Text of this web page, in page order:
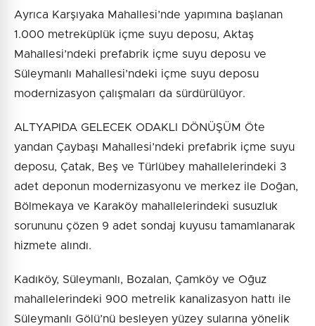
Ayrıca Karşıyaka Mahallesi’nde yapımına başlanan
1.000 metreküplük içme suyu deposu, Aktaş
Mahallesi’ndeki prefabrik içme suyu deposu ve
Süleymanlı Mahallesi’ndeki içme suyu deposu
modernizasyon çalışmaları da sürdürülüyor.
ALTYAPIDA GELECEK ODAKLI DÖNÜŞÜM Öte
yandan Çaybaşı Mahallesi’ndeki prefabrik içme suyu
deposu, Çatak, Beş ve Türlübey mahallelerindeki 3
adet deponun modernizasyonu ve merkez ile Doğan,
Bölmekaya ve Karaköy mahallelerindeki susuzluk
sorununu çözen 9 adet sondaj kuyusu tamamlanarak
hizmete alındı.
Kadıköy, Süleymanlı, Bozalan, Çamköy ve Oğuz
mahallelerindeki 900 metrelik kanalizasyon hattı ile
Süleymanlı Gölü’nü besleyen yüzey sularına yönelik